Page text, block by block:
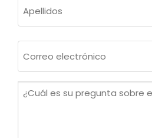
electrónico
¿Cuál